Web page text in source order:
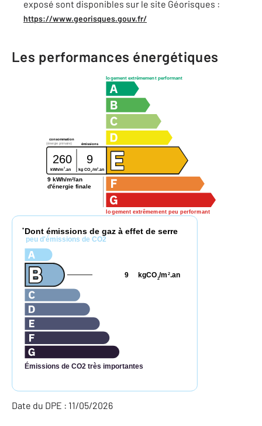
exposé sont disponibles sur le site Géorisques :
https://www.georisques.gouv.fr/
Les performances énergétiques
logement extrêmement performant
logement extrêmement peu performant
consommation
émissions
(énergie primaire)
260 9
kWh/m2.an kg CO2/m2 .an
9 kWh/m²/an
d'énergie finale
* Dont émissions de gaz à effet de serre
peu d'émissions de CO2
Émissions de CO2 très importantes
kgCO2/m 2.an
9
Date du DPE : 11/05/2026